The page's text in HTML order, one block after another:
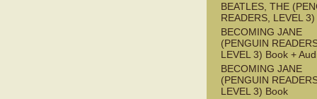
BEATLES, THE
READERS, LEVEL
BECOMING JANE
(PENGUIN
LEVEL 3) Book +
BECOMING JANE
(PENGUIN
LEVEL 3) Book